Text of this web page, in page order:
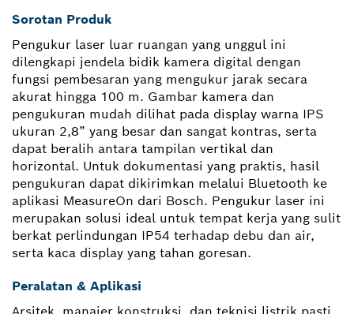
Sorotan Produk
Pengukur laser luar ruangan yang unggul ini
dilengkapi jendela bidik kamera digital dengan
fungsi pembesaran yang mengukur jarak secara
akurat hingga 100 m. Gambar kamera dan
pengukuran mudah dilihat pada display warna IPS
ukuran 2,8” yang besar dan sangat kontras, serta
dapat beralih antara tampilan vertikal dan
horizontal. Untuk dokumentasi yang praktis, hasil
pengukuran dapat dikirimkan melalui Bluetooth ke
aplikasi MeasureOn dari Bosch. Pengukur laser ini
merupakan solusi ideal untuk tempat kerja yang sulit
berkat perlindungan IP54 terhadap debu dan air,
serta kaca display yang tahan goresan.
Peralatan & Aplikasi